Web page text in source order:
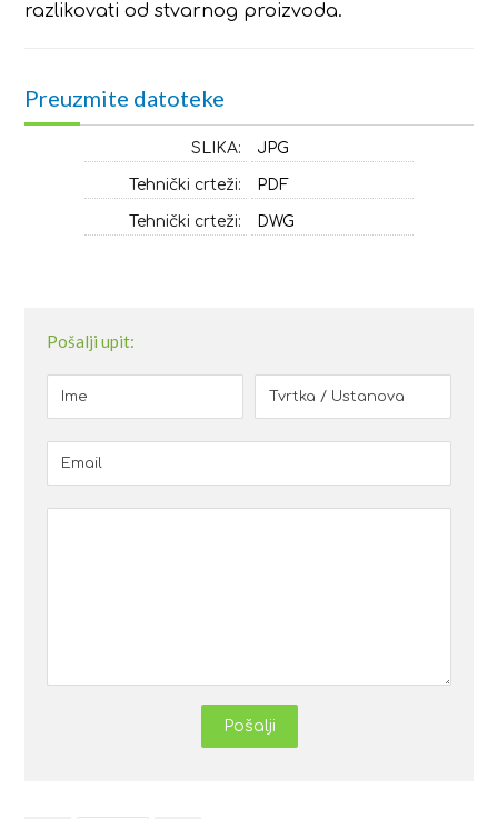
razlikovati od stvarnog proizvoda.
Preuzmite datoteke
SLIKA: JPG
Tehnički crteži: PDF
Tehnički crteži: DWG
Pošalji upit:
Pošalji